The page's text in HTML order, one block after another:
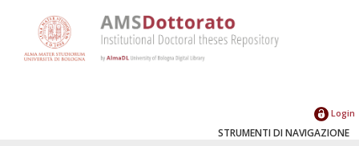
Login
STRUMENTI DI NAVIGAZIONE